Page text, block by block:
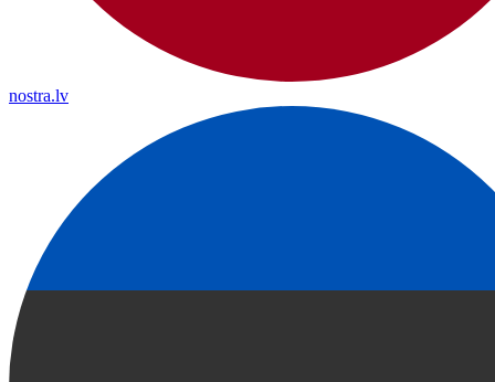
nostra.lv